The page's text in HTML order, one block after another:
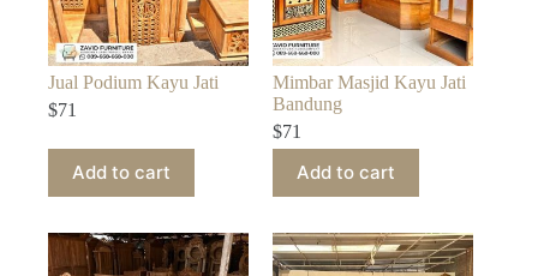
Jual Podium Kayu Jati
$71
Add to cart
Mimbar Masjid Kayu Jati
Bandung
$71
Add to cart